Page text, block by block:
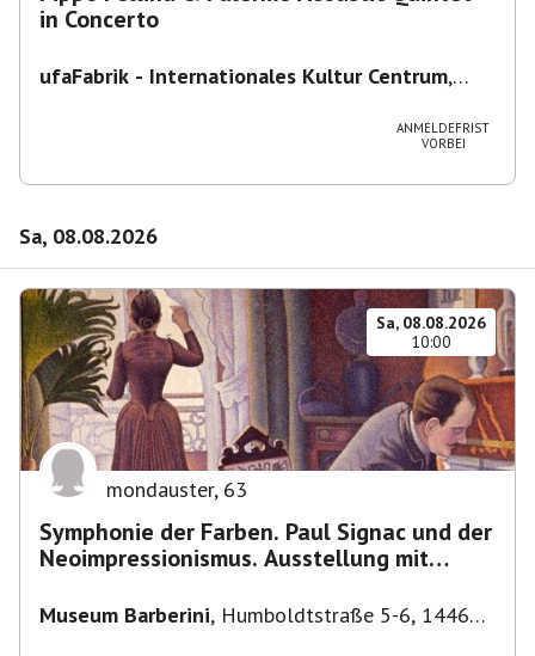
in Concerto
ufaFabrik - Internationales Kultur Centrum,
ANMELDEFRIST
VORBEI
Sa, 08.08.2026
Sa, 08.08.2026
10:00
mondauster, 63
Symphonie der Farben. Paul Signac und der
Neoimpressionismus. Ausstellung mit
Museum Barberini, Humboldtstraße 5-6, 14467